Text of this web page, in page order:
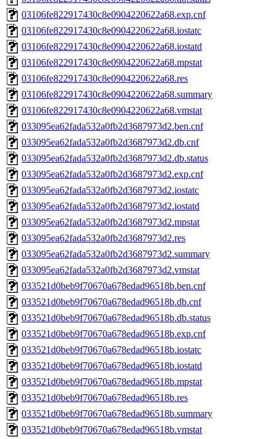
03106fe822917430c8e0904220622a68.exp.cnf
03106fe822917430c8e0904220622a68.iostatc
03106fe822917430c8e0904220622a68.iostatd
03106fe822917430c8e0904220622a68.mpstat
03106fe822917430c8e0904220622a68.res
03106fe822917430c8e0904220622a68.summary
03106fe822917430c8e0904220622a68.vmstat
033095ea62fada532a0fb2d3687973d2.ben.cnf
033095ea62fada532a0fb2d3687973d2.db.cnf
033095ea62fada532a0fb2d3687973d2.db.status
033095ea62fada532a0fb2d3687973d2.exp.cnf
033095ea62fada532a0fb2d3687973d2.iostatc
033095ea62fada532a0fb2d3687973d2.iostatd
033095ea62fada532a0fb2d3687973d2.mpstat
033095ea62fada532a0fb2d3687973d2.res
033095ea62fada532a0fb2d3687973d2.summary
033095ea62fada532a0fb2d3687973d2.vmstat
033521d0beb9f70670a678edad96518b.ben.cnf
033521d0beb9f70670a678edad96518b.db.cnf
033521d0beb9f70670a678edad96518b.db.status
033521d0beb9f70670a678edad96518b.exp.cnf
033521d0beb9f70670a678edad96518b.iostatc
033521d0beb9f70670a678edad96518b.iostatd
033521d0beb9f70670a678edad96518b.mpstat
033521d0beb9f70670a678edad96518b.res
033521d0beb9f70670a678edad96518b.summary
033521d0beb9f70670a678edad96518b.vmstat